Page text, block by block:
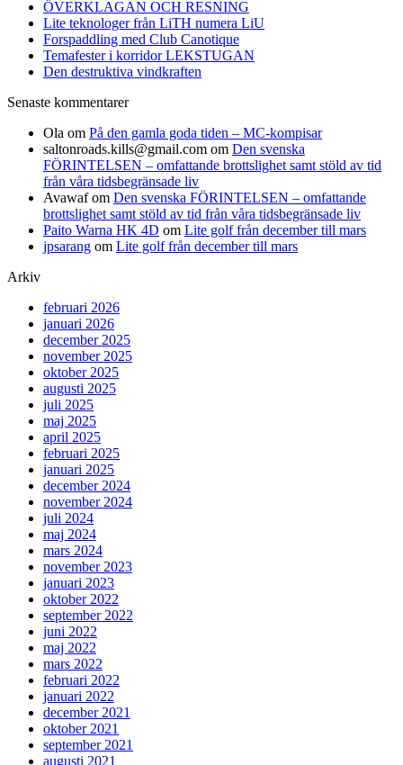
ÖVERKLAGAN OCH RESNING
Lite teknologer från LiTH numera LiU
Forspaddling med Club Canotique
Temafester i korridor LEKSTUGAN
Den destruktiva vindkraften
Senaste kommentarer
Ola om På den gamla goda tiden – MC-kompisar
saltonroads.kills@gmail.com om Den svenska
FÖRINTELSEN – omfattande brottslighet samt stöld av tid
från våra tidsbegränsade liv
Avawafom Den svenska FÖRINTELSEN – omfattande
brottslighet samt stöld av tid från våra tidsbegränsade liv
Paito Warna HK 4D om Lite golf från december till mars
jpsarang om Lite golf från december till mars
Arkiv
februari 2026
januari 2026
december 2025
november 2025
oktober 2025
augusti 2025
juli 2025
maj 2025
april 2025
februari 2025
januari 2025
december 2024
november 2024
juli 2024
maj 2024
mars 2024
november 2023
januari 2023
oktober 2022
september 2022
juni 2022
maj 2022
mars 2022
februari 2022
januari 2022
december 2021
oktober 2021
september 2021
augusti 2021